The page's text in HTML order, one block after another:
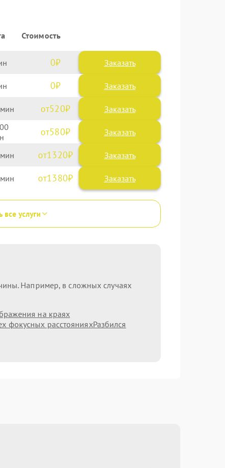
Стоимость
0 Заказать
0 Заказать
520
580
1320
1380
все услуги
Например, в сложных случаях
на краях
фокусных расстоянияхРазбился